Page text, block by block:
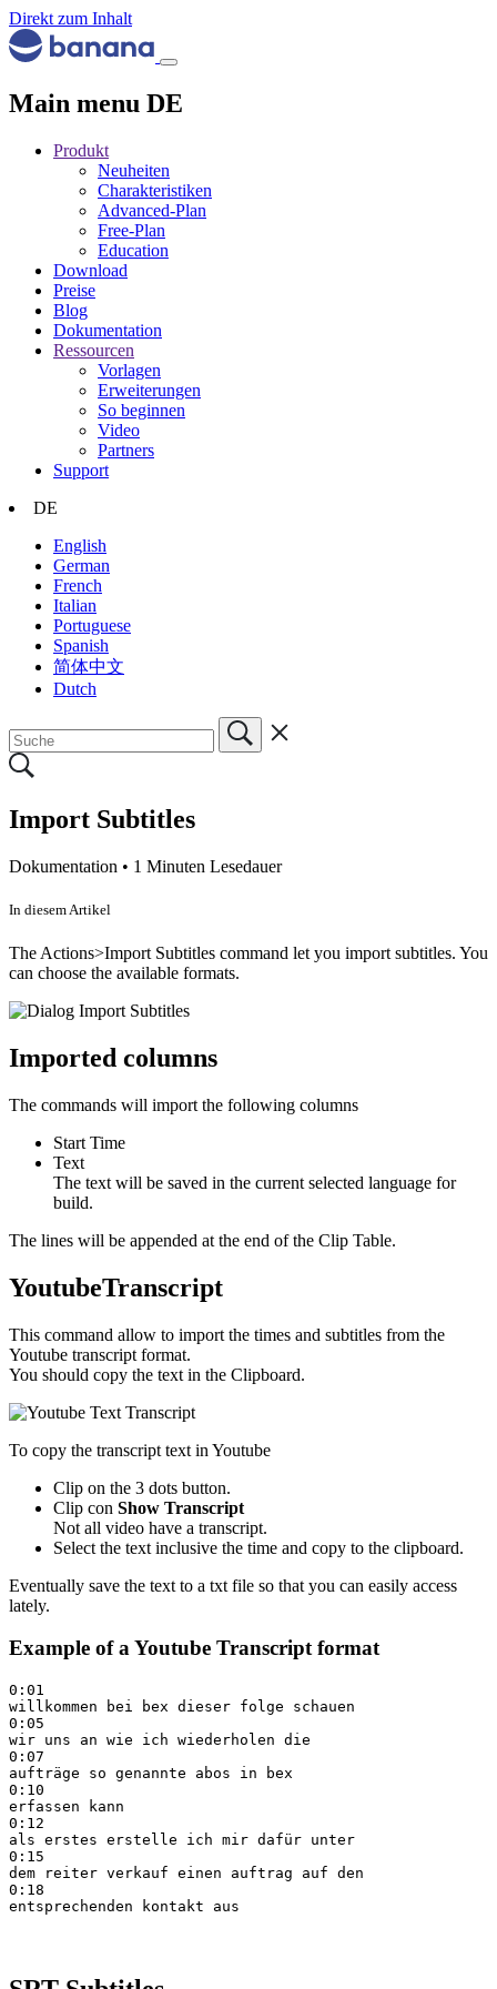
Direkt zum Inhalt
Main menu DE
Produkt
Neuheiten
Charakteristiken
Advanced-Plan
Free-Plan
Education
Download
Preise
Blog
Dokumentation
Ressourcen
Vorlagen
Erweiterungen
So beginnen
Video
Partners
Support
DE
English
German
French
Italian
Portuguese
Spanish
简体中文
Dutch
Import Subtitles
Dokumentation • 1 Minuten Lesedauer
In diesem Artikel
The Actions>Import Subtitles command let you import subtitles. You
can choose the available formats.
Imported columns
The commands will import the following columns
Start Time
Text
The text will be saved in the current selected language for
build.
The lines will be appended at the end of the Clip Table.
YoutubeTranscript
This command allow to import the times and subtitles from the
Youtube transcript format.
You should copy the text in the Clipboard.
To copy the transcript text in Youtube
Clip on the 3 dots button.
Clip con Show Transcript
Not all video have a transcript.
Select the text inclusive the time and copy to the clipboard.
Eventually save the text to a txt file so that you can easily access
lately.
Example of a Youtube Transcript format
0:01
willkommen bei bex dieser folge schauen
0:05
wir uns an wie ich wiederholen die
0:07
aufträge so genannte abos in bex
0:10
erfassen kann
0:12
als erstes erstelle ich mir dafür unter
0:15
dem reiter verkauf einen auftrag auf den
0:18